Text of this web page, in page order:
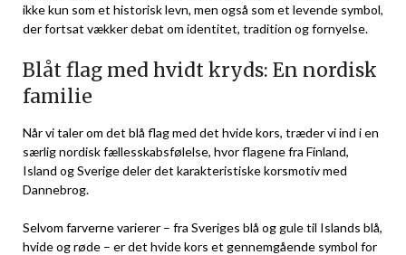
ikke kun som et historisk levn, men også som et levende symbol,
der fortsat vækker debat om identitet, tradition og fornyelse.
Blåt flag med hvidt kryds: En nordisk
familie
Når vi taler om det blå flag med det hvide kors, træder vi ind i en
særlig nordisk fællesskabsfølelse, hvor flagene fra Finland,
Island og Sverige deler det karakteristiske korsmotiv med
Dannebrog.
Selvom farverne varierer – fra Sveriges blå og gule til Islands blå,
hvide og røde – er det hvide kors et gennemgående symbol for